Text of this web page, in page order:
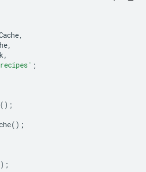
,
,
,
;
();
();